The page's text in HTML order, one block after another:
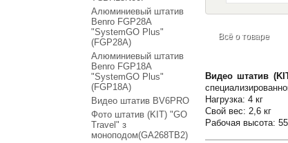
Купить
Всё о товаре
Видео штатив
Нагрузка: 4 кг
Свой вес: 2,6 кг
Рабочая высота:
Алюминиевый штатив
Benro FGP28A
"SystemGO Plus"
(FGP28A)
Алюминиевый штатив
Benro FGP18A
"SystemGO Plus"
(FGP18A)
Видео штатив BV6PRO
Фото штатив (KIT) "GO
Travel" з
моноподом(GA268TB2)